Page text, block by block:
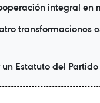
integral en
transformaciones
Estatuto del